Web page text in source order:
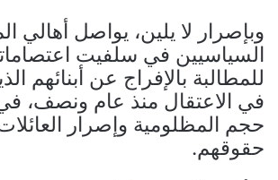
وبإصرار لا يلين، يواصل أهالي
السياسيين في سلفيت
للمطالبة بالإفراج عن أبنائهم
في الاعتقال منذ عام ونصف،
حجم المظلومية وإصرار
حقوقهم.